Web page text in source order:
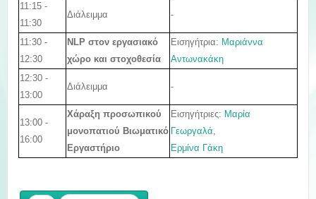
11:15 -
11:30
Διάλειμμα -
11:30 -
12:30
NLP στον εργασιακό
χώρο και στοχοθεσία
Εισηγήτρια: Μαριάννα
Αντωνακάκη
12:30 -
13:00
Διάλειμμα -
13:00 -
16:00
Χάραξη προσωπικού
μονοπατιού Βιωματικό
Εργαστήριο
Εισηγήτριες: Μαρία
Γεωργαλά,
Ερμίνα Γάκη